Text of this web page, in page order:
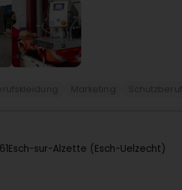
Esch-sur-Alzette (Esch-Uelzecht)